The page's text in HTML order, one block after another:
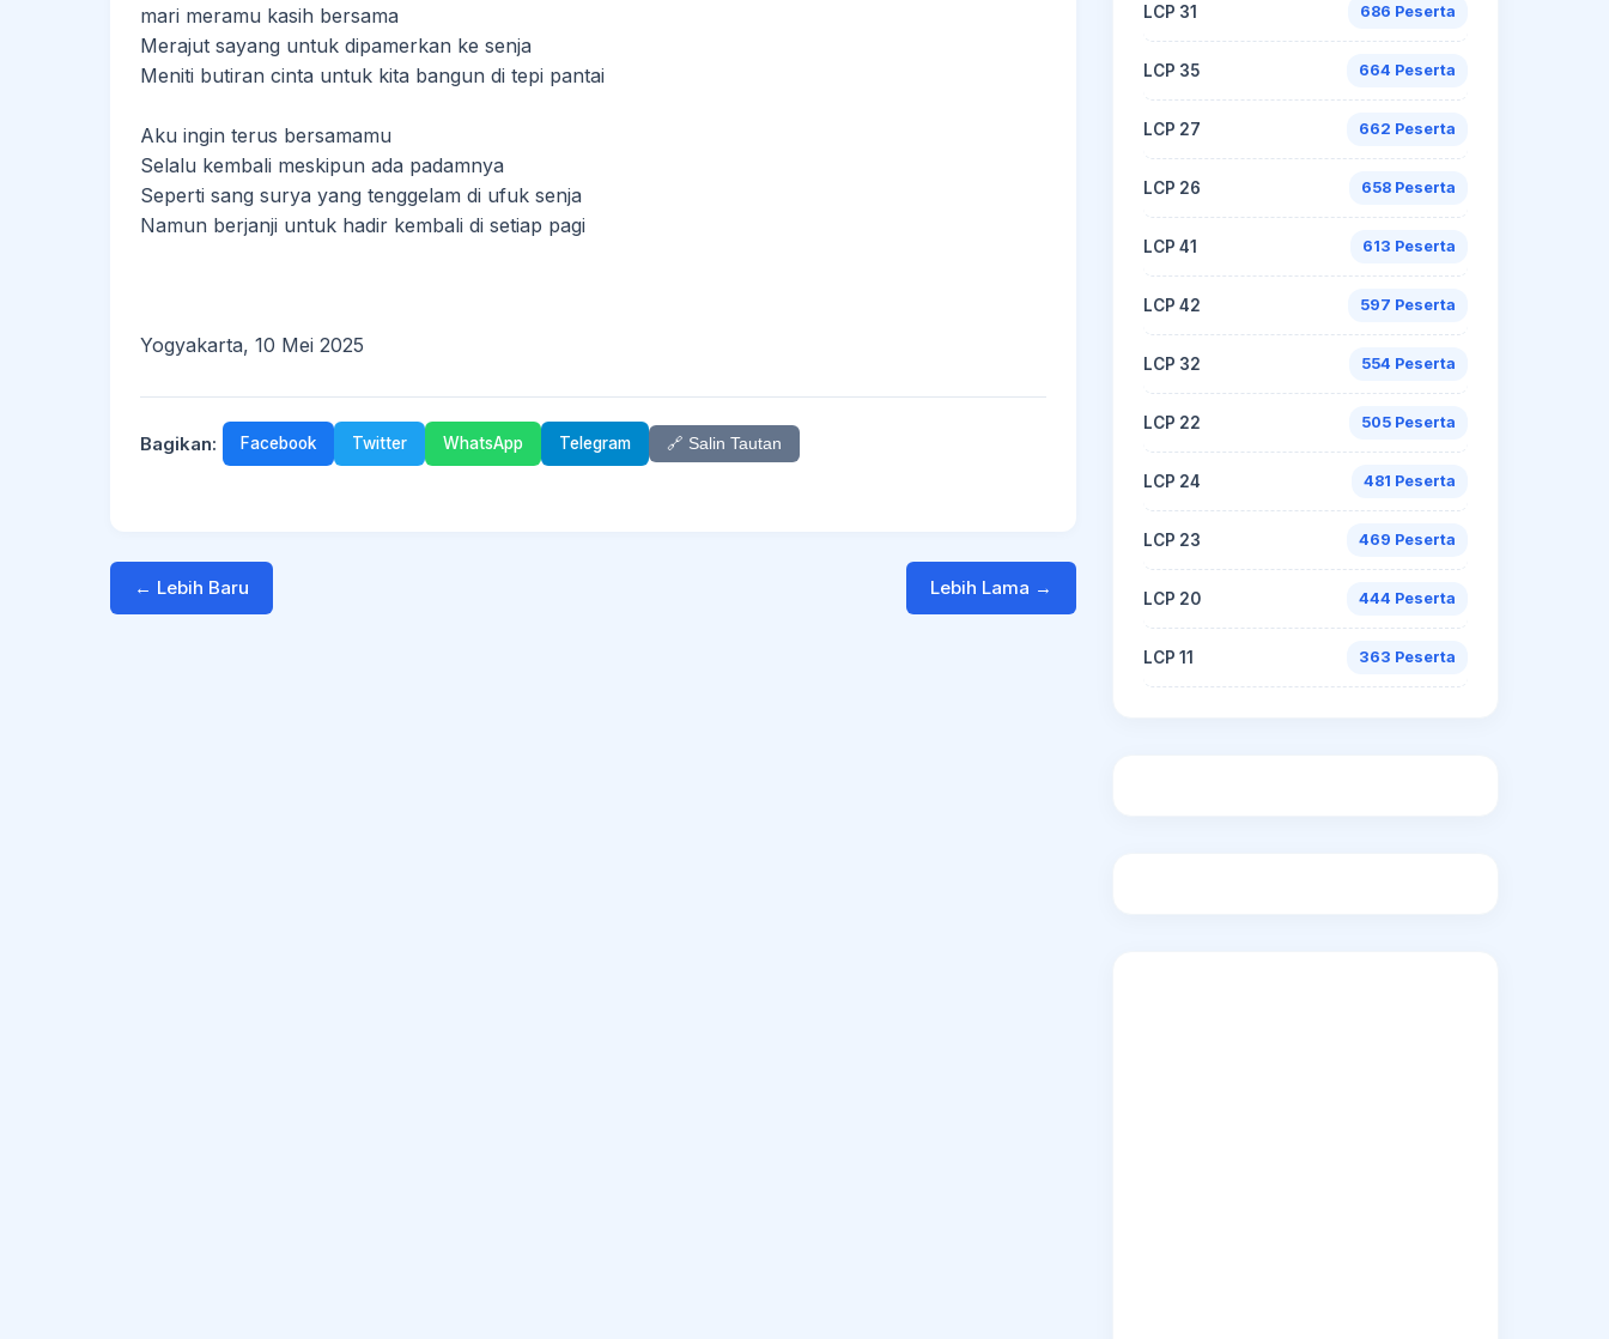
mari meramu kasih bersama
Merajut sayang untuk dipamerkan ke senja
Meniti butiran cinta untuk kita bangun di tepi pantai
Aku ingin terus bersamamu
Selalu kembali meskipun ada padamnya
Seperti sang surya yang tenggelam di ufuk senja
Namun berjanji untuk hadir kembali di setiap pagi
Yogyakarta, 10 Mei 2025
Bagikan: Facebook Twitter WhatsApp Telegram 🔗 Salin Tautan
← Lebih Baru Lebih Lama →
LCP 31 686 Peserta
LCP 35 664 Peserta
LCP 27 662 Peserta
LCP 26 658 Peserta
LCP 41 613 Peserta
LCP 42 597 Peserta
LCP 32 554 Peserta
LCP 22 505 Peserta
LCP 24 481 Peserta
LCP 23 469 Peserta
LCP 20 444 Peserta
LCP 11 363 Peserta